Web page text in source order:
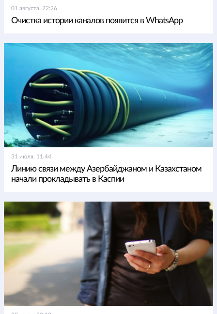
01 августа, 22:26
Очистка истории каналов появится в WhatsApp
31 июля, 11:44
Линию связи между Азербайджаном и Казахстаном
начали прокладывать в Каспии